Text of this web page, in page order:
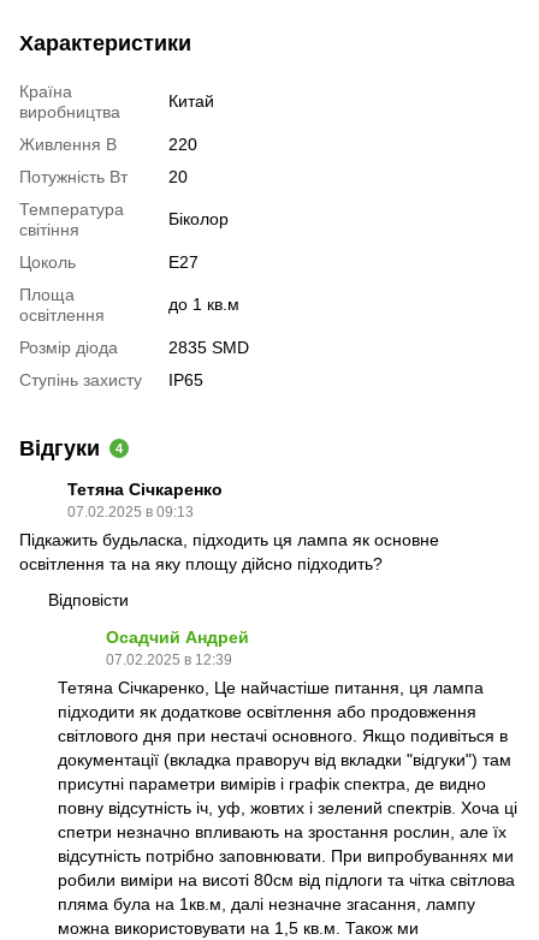
Характеристики
Країна
виробництва
Китай
Живлення В
220
Потужність Вт
20
Температура
світіння
Біколор
Цоколь
E27
Площа
освітлення
до 1 кв.м
Розмір діода
2835 SMD
Ступінь захисту
IP65
Відгуки 4
Тетяна Січкаренко
07.02.2025 в 09:13
Підкажить будьласка, підходить ця лампа як основне
освітлення та на яку площу дійсно підходить?
Відповісти
Осадчий Андрей
07.02.2025 в 12:39
Тетяна Січкаренко, Це найчастіше питання, ця лампа
підходити як додаткове освітлення або продовження
світлового дня при нестачі основного. Якщо подивіться в
документації (вкладка праворуч від вкладки "відгуки") там
присутні параметри вимірів і графік спектра, де видно
повну відсутність іч, уф, жовтих і зелений спектрів. Хоча ці
спетри незначно впливають на зростання рослин, але їх
відсутність потрібно заповнювати. При випробуваннях ми
робили виміри на висоті 80см від підлоги та чітка світлова
пляма була на 1кв.м, далі незначне згасання, лампу
можна використовувати на 1,5 кв.м. Також ми